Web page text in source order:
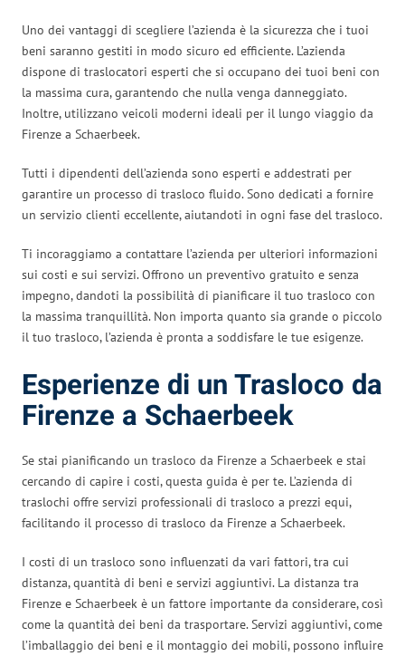
Uno dei vantaggi di scegliere l’azienda è la sicurezza che i tuoi
beni saranno gestiti in modo sicuro ed efficiente. L’azienda
dispone di traslocatori esperti che si occupano dei tuoi beni con
la massima cura, garantendo che nulla venga danneggiato.
Inoltre, utilizzano veicoli moderni ideali per il lungo viaggio da
Firenze a Schaerbeek.
Tutti i dipendenti dell’azienda sono esperti e addestrati per
garantire un processo di trasloco fluido. Sono dedicati a fornire
un servizio clienti eccellente, aiutandoti in ogni fase del trasloco.
Ti incoraggiamo a contattare l’azienda per ulteriori informazioni
sui costi e sui servizi. Offrono un preventivo gratuito e senza
impegno, dandoti la possibilità di pianificare il tuo trasloco con
la massima tranquillità. Non importa quanto sia grande o piccolo
il tuo trasloco, l’azienda è pronta a soddisfare le tue esigenze.
Esperienze di un Trasloco da
Firenze a Schaerbeek
Se stai pianificando un trasloco da Firenze a Schaerbeek e stai
cercando di capire i costi, questa guida è per te. L’azienda di
traslochi offre servizi professionali di trasloco a prezzi equi,
facilitando il processo di trasloco da Firenze a Schaerbeek.
I costi di un trasloco sono influenzati da vari fattori, tra cui
distanza, quantità di beni e servizi aggiuntivi. La distanza tra
Firenze e Schaerbeek è un fattore importante da considerare, così
come la quantità dei beni da trasportare. Servizi aggiuntivi, come
l’imballaggio dei beni e il montaggio dei mobili, possono influire